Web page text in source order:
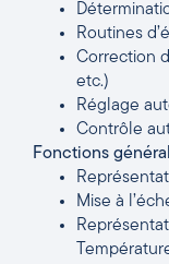
Routines
Correction
etc.)
Réglage
Contrôle
Fonctions
Mise à